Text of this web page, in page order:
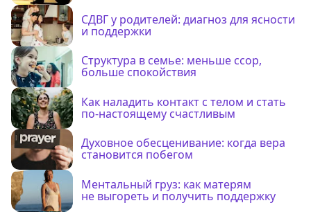
СДВГ у родителей: диагноз для ясности
и поддержки
Структура в семье: меньше ссор,
больше спокойствия
Как наладить контакт с телом и стать
по-настоящему счастливым
Духовное обесценивание: когда вера
становится побегом
Ментальный груз: как матерям
не выгореть и получить поддержку